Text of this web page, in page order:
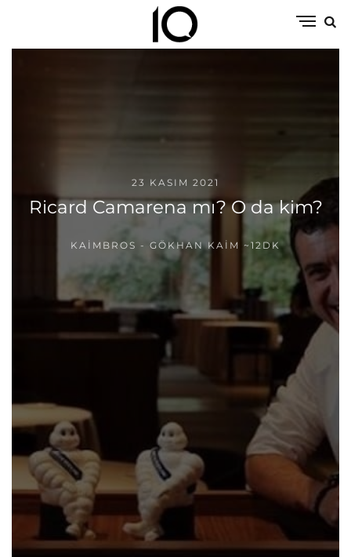
23 KASIM 2021
Ricard Camarena mı? O da kim?
KAIMBROS - GÖKHAN KAIM ~12DK